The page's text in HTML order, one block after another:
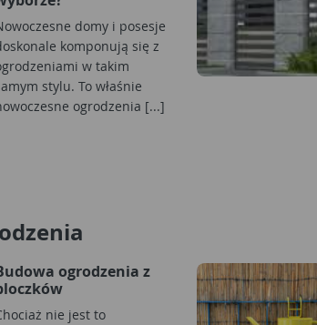
domy i posesje
komponują się z
w takim
stylu. To właśnie
ogrodzenia [...]
ogrodzenia z
nie jest to